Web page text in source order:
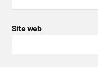
Site web